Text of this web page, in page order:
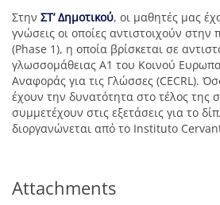
Στην ΣΤ’ Δημοτικού, οι μαθητές μας
γνώσεις οι οποίες αντιστοιχούν
(Phase 1), η οποία βρίσκεται σε
γλωσσομάθειας Α1 του Κοινού
Αναφοράς για τις Γλώσσες (CECRL).
έχουν την δυνατότητα στο τέλος της
συμμετέχουν στις εξετάσεις για το
διοργανώνεται από το Instituto
Attachments